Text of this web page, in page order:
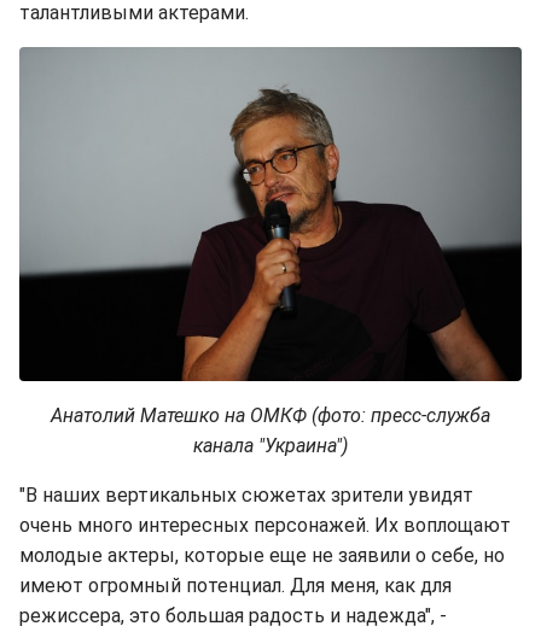
талантливыми актерами.
Анатолий Матешко на ОМКФ (фото: пресс-служба
канала "Украина")
"В наших вертикальных сюжетах зрители увидят
очень много интересных персонажей. Их воплощают
молодые актеры, которые еще не заявили о себе, но
имеют огромный потенциал. Для меня, как для
режиссера, это большая радость и надежда", -